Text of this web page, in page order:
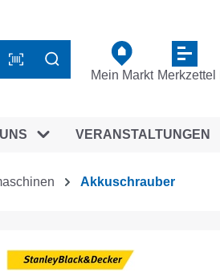
Mein Markt Merkzettel
VERANSTALTUNGEN
Akkuschrauber